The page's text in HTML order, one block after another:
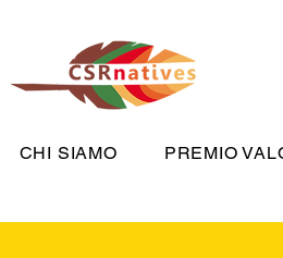
CHI SIAMO PREMIO